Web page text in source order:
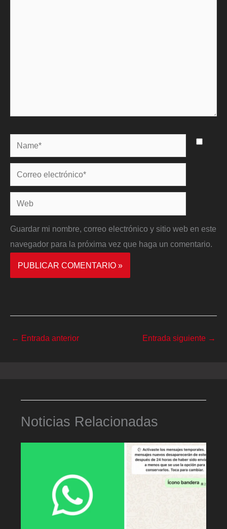
Name*
Correo
electrónico*
Web
Guardar mi nombre, correo electrónico y sitio web en este
navegador para la próxima vez que haga un comentario.
← Entrada anterior Entrada siguiente →
Noticias Relacionadas